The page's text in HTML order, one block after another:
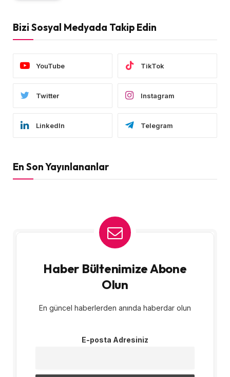
Bizi Sosyal Medyada Takip Edin
YouTube TikTok
Twitter Instagram
LinkedIn Telegram
En Son Yayınlananlar
Haber Bültenimize Abone
Olun
En güncel haberlerden anında haberdar olun
E-posta Adresiniz